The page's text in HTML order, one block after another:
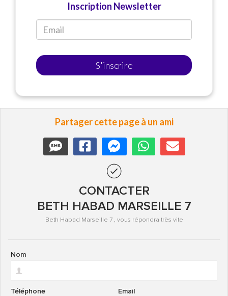
Inscription Newsletter
S'inscrire
Partager cette page à un ami
CONTACTER
BETH HABAD MARSEILLE 7
Beth Habad Marseille 7 , vous répondra très vite
Nom
Email
Téléphone